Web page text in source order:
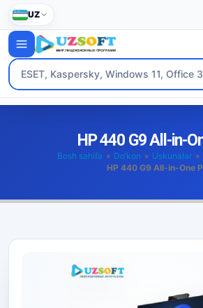
UZ
HP 440 G9 All-in-
Bosh sahifa » Do’kon » Uskunalar »
HP 440 G9 All-in-One